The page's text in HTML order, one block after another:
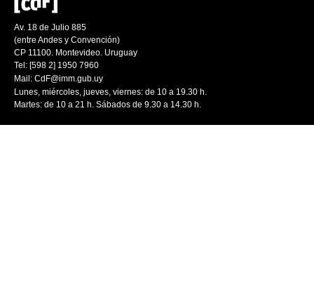
Av. 18 de Julio 885
(entre Andes y Convención)
CP 11100. Montevideo. Uruguay
Tel: [598 2] 1950 7960
Mail: CdF@imm.gub.uy
Lunes, miércoles, jueves, viernes: de 10 a 19.30 h.
Martes: de 10 a 21 h. Sábados de 9.30 a 14.30 h.